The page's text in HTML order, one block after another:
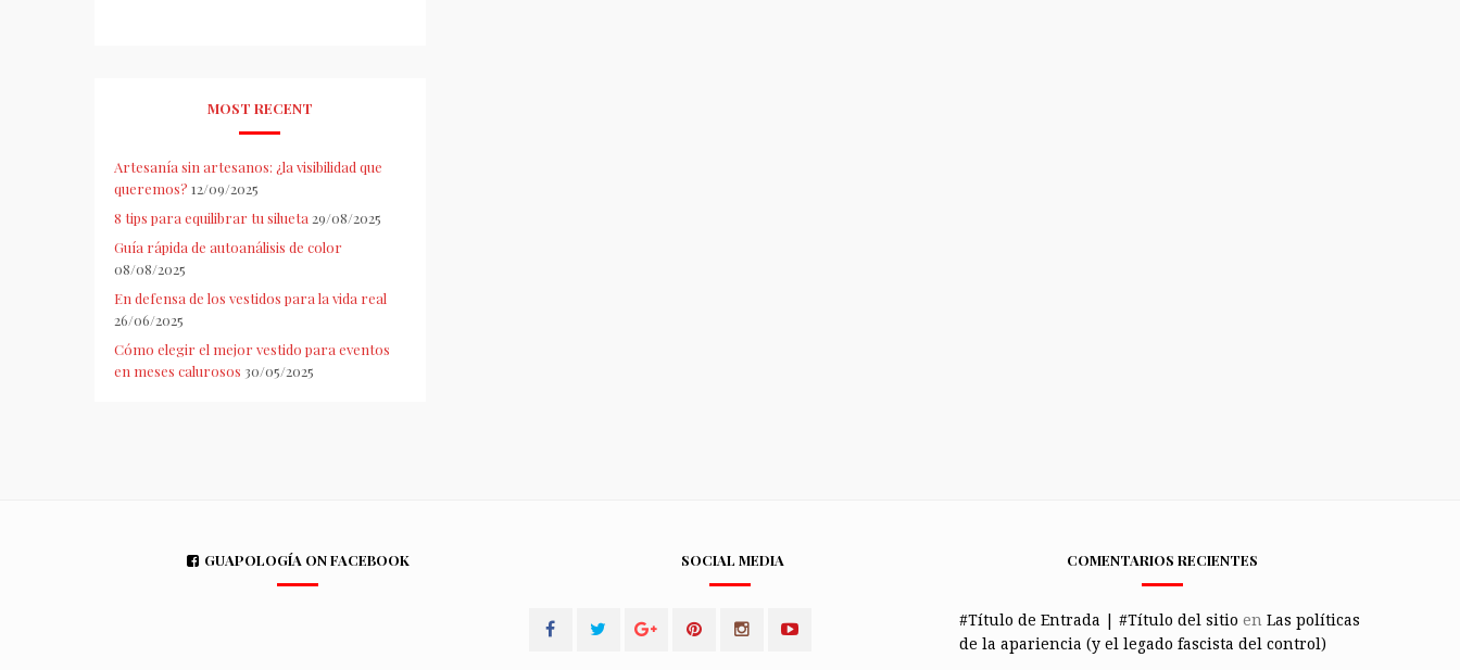
MOST RECENT
Artesanía sin artesanos: ¿la visibilidad que
queremos? 12/09/2025
8 tips para equilibrar tu silueta 29/08/2025
Guía rápida de autoanálisis de color
08/08/2025
En defensa de los vestidos para la vida real
26/06/2025
Cómo elegir el mejor vestido para eventos
en meses calurosos 30/05/2025
GUAPOLOGÍA ON FACEBOOK SOCIAL MEDIA COMENTARIOS RECIENTES
#Título de Entrada | #Título del sitio en Las políticas
de la apariencia (y el legado fascista del control)